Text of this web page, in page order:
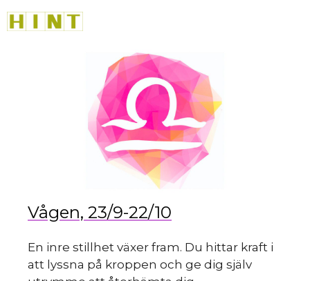
till
Vågen, 23/9-22/10
En inre stillhet växer fram. Du hittar kraft i
att lyssna på kroppen och ge dig själv